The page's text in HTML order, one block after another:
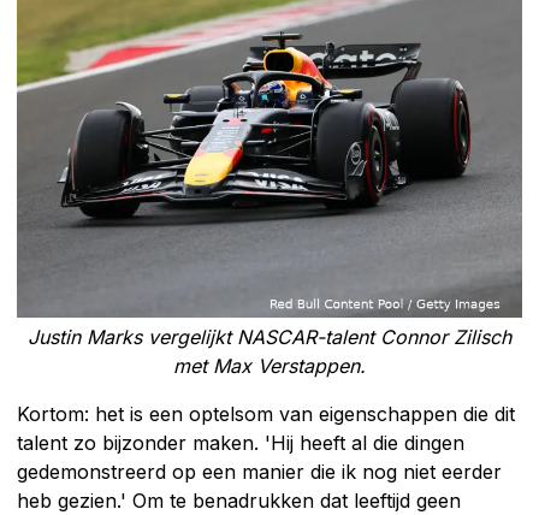
Justin Marks vergelijkt NASCAR-talent Connor Zilisch
met Max Verstappen.
Kortom: het is een optelsom van eigenschappen die dit
talent zo bijzonder maken. 'Hij heeft al die dingen
gedemonstreerd op een manier die ik nog niet eerder
heb gezien.' Om te benadrukken dat leeftijd geen